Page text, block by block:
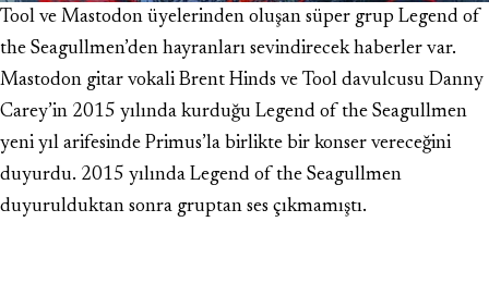
Tool ve Mastodon üyelerinden oluşan süper grup Legend of
the Seagullmen’den hayranları sevindirecek haberler var.
Mastodon gitar vokali Brent Hinds ve Tool davulcusu Danny
Carey’in 2015 yılında kurduğu Legend of the Seagullmen
yeni yıl arifesinde Primus’la birlikte bir konser vereceğini
duyurdu. 2015 yılında Legend of the Seagullmen
duyurulduktan sonra gruptan ses çıkmamıştı.